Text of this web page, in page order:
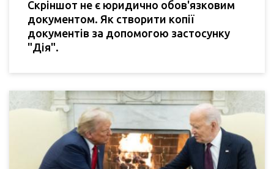
Скріншот не є юридично обов'язковим
документом. Як створити копії
документів за допомогою застосунку
"Дія".